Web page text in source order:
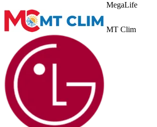
MegaLife
MT Clim